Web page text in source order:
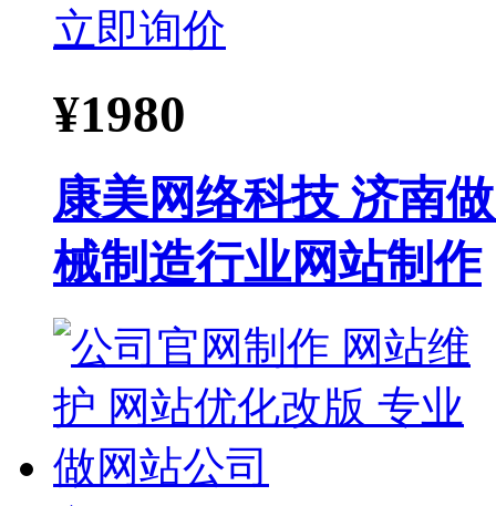
立即询价
¥1980
康美网络科技 济南
械制造行业网站制作